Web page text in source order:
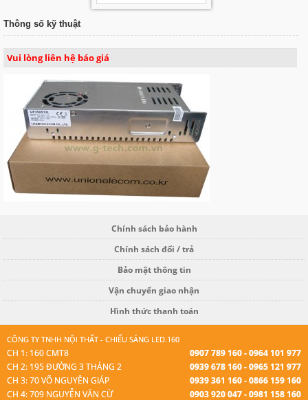
Thông số kỹ thuật
Vui lòng liên hệ báo giá
Chính sách bảo hành
Chính sách đổi / trả
Bảo mật thông tin
Vận chuyển giao nhận
Hình thức thanh toán
CÔNG TY TNHH NỘI THẤT - CHIẾU SÁNG LED.160
CH 1: 160 CMT8
0907 789 160 - 0964 101 977
CH 2: 195 ĐƯỜNG 3 THÁNG 2
0939 678 160 - 0965 121 977
CH 3: 70 VÕ NGUYÊN GIÁP
0939 361 160 - 0866 159 160
CH 4: 709 NGUYỄN VĂN CỪ
0903 920 047 - 0981 158 160